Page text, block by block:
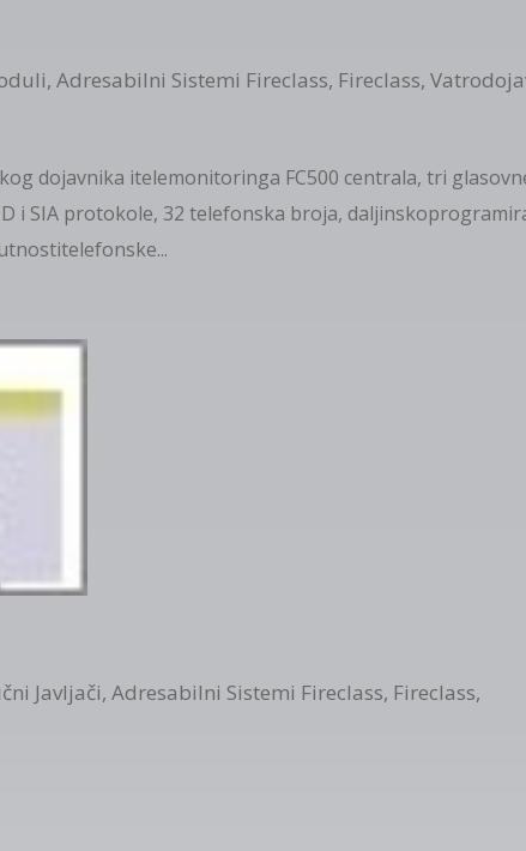
,Adresabilni Sistemi Fireclass, Fireclass,
dojavnika itelemonitoringa FC500 centrala, tri
i SIA protokole, 32 telefonska broja,
Javljači,Adresabilni Sistemi Fireclass, Fireclass,